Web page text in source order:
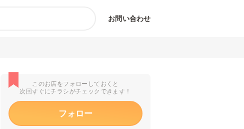
お問い合わせ
このお店をフォローしておくと
次回すぐにチラシがチェックできます！
フォロー